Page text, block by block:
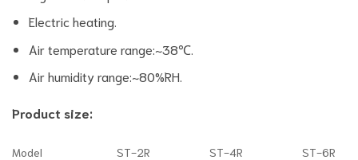
Electric heating.
Air temperature range:~38℃.
Air humidity range:~80%RH.
Product size:
Model ST-2R ST-4R
ST-6R